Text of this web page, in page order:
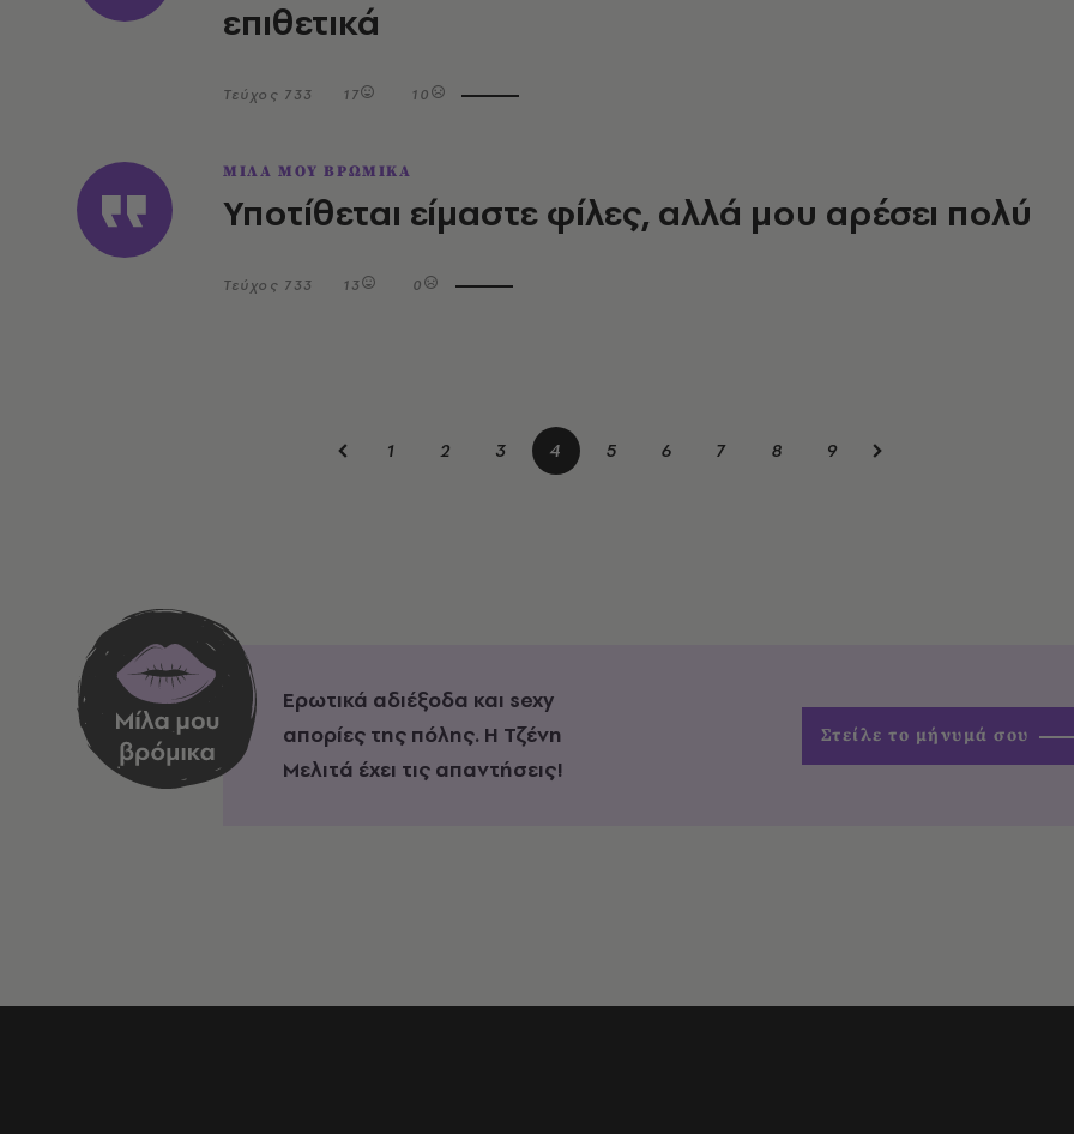
επιθετικά
Τεύχος 733 17 10
ΜΙΛΑ ΜΟΥ ΒΡΩΜΙΚΑ
Υποτίθεται είμαστε φίλες, αλλά μου αρέσει πολύ
Τεύχος 733 13 0
1 2 3 4 5 6 7 8 9
Ερωτικά αδιέξοδα και sexy
απορίες της πόλης. Η Τζένη
Μελιτά έχει τις απαντήσεις!
Στείλε το μήνυμά σου